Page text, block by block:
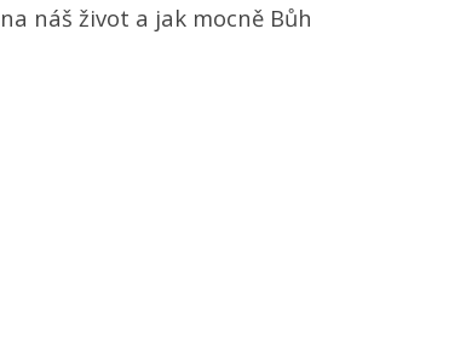
náš život a jak mocně Bůh